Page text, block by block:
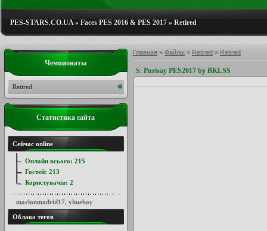
PES-STARS.CO.UA» Faces PES 2016 & PES 2017 » Retired
Главная » Файлы » Retired » Retired
S. Purisay PES2017 by BKLSS
Чемпионаты
Retired
Статистика сайта
Сейчас online
Онлайн всього: 215
Гостей: 213
Користувачів: 2
marlonmadrid17, yhueboy
Облако тегов